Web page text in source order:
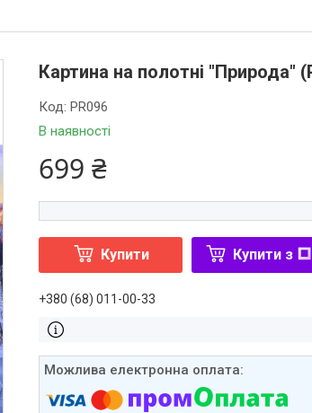
Картина на полотні "Природа"
В наявності
Код:PR096
699 ₴
Купити Купити з
+380 (68) 011-00-33